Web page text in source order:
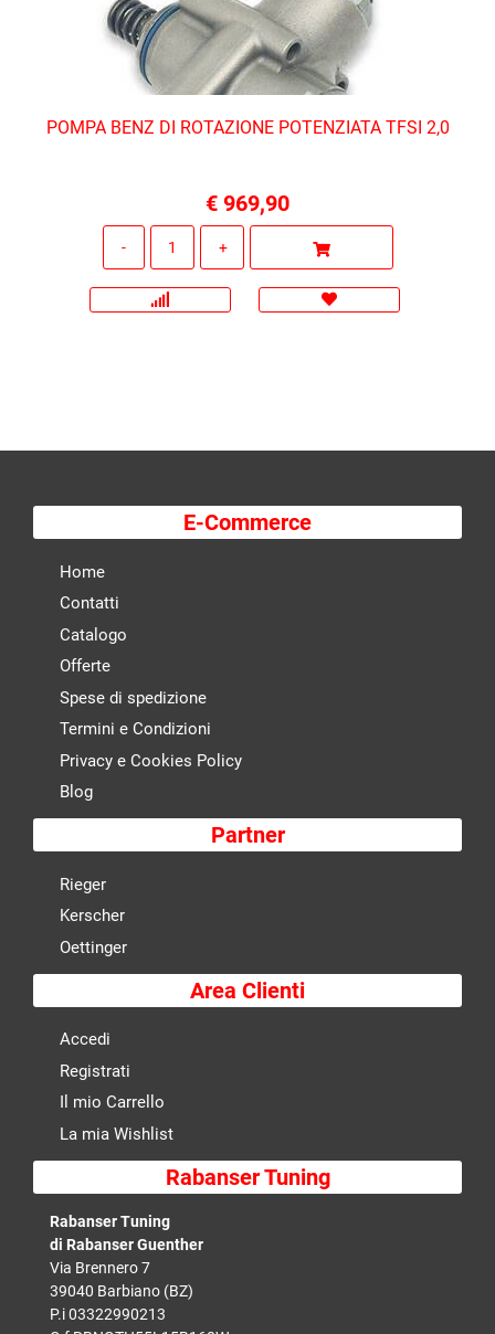
POMPA BENZ DI ROTAZIONE POTENZIATA TFSI 2,0
€ 969,90
E-Commerce
Home
Contatti
Catalogo
Offerte
Spese di spedizione
Termini e Condizioni
Privacy e Cookies Policy
Blog
Partner
Rieger
Kerscher
Oettinger
Area Clienti
Accedi
Registrati
Il mio Carrello
La mia Wishlist
Rabanser Tuning
Rabanser Tuning
di Rabanser Guenther
Via Brennero 7
39040 Barbiano (BZ)
P.i 03322990213